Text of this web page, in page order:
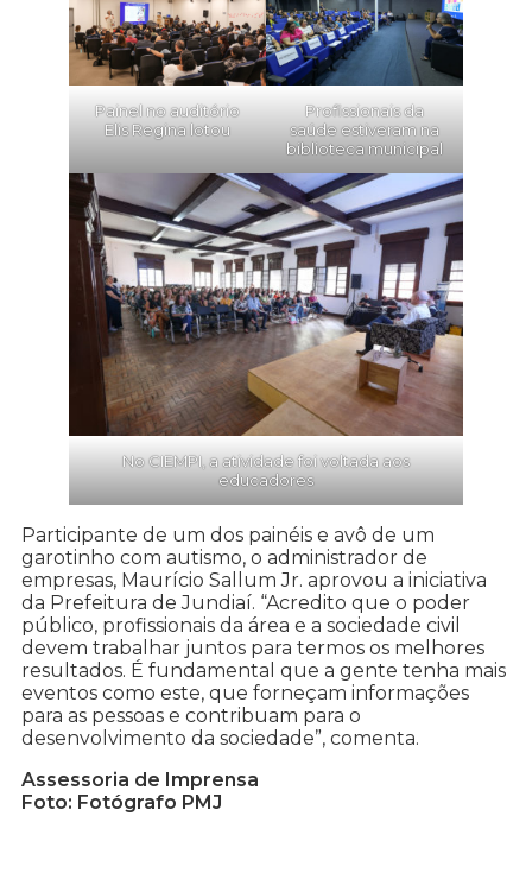
Painel no auditório
Elis Regina lotou
Profissionais da
saúde estiveram na
biblioteca municipal
No CIEMPI, a atividade foi voltada aos
educadores
Participante de um dos painéis e avô de um
garotinho com autismo, o administrador de
empresas, Maurício Sallum Jr. aprovou a iniciativa
da Prefeitura de Jundiaí. “Acredito que o poder
público, profissionais da área e a sociedade civil
devem trabalhar juntos para termos os melhores
resultados. É fundamental que a gente tenha mais
eventos como este, que forneçam informações
para as pessoas e contribuam para o
desenvolvimento da sociedade”, comenta.
Assessoria de Imprensa
Foto: Fotógrafo PMJ